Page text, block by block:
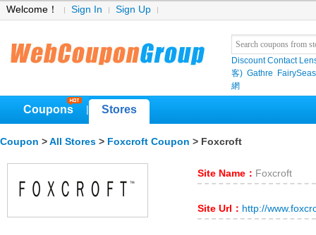
Welcome！ Sign In Sign Up
Discount Contact
客) Gathre
網
Coupons Stores
Coupon > All Stores > Foxcroft Coupon > Foxcroft
Site Name： Foxcroft
Site Url： http://